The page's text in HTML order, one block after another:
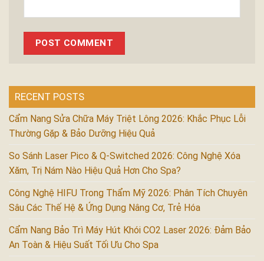
RECENT POSTS
Cẩm Nang Sửa Chữa Máy Triệt Lông 2026: Khắc Phục Lỗi
Thường Gặp & Bảo Dưỡng Hiệu Quả
So Sánh Laser Pico & Q-Switched 2026: Công Nghệ Xóa
Xăm, Trị Nám Nào Hiệu Quả Hơn Cho Spa?
Công Nghệ HIFU Trong Thẩm Mỹ 2026: Phân Tích Chuyên
Sâu Các Thế Hệ & Ứng Dụng Nâng Cơ, Trẻ Hóa
Cẩm Nang Bảo Trì Máy Hút Khói CO2 Laser 2026: Đảm Bảo
An Toàn & Hiệu Suất Tối Ưu Cho Spa